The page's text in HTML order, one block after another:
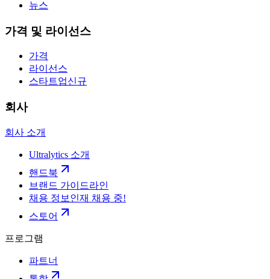
뉴스
가격 및 라이선스
가격
라이선스
스타트업신규
회사
회사 소개
Ultralytics 소개
핸드북
브랜드 가이드라인
채용 정보 인재 채용 중!
스토어
프로그램
파트너